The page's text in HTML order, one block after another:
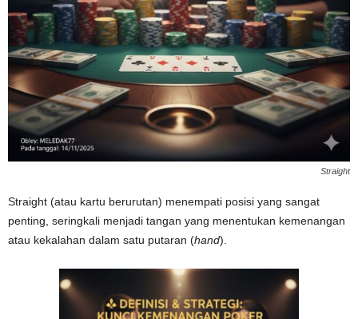
Straight
Straight (atau kartu berurutan) menempati posisi yang sangat
penting, seringkali menjadi tangan yang menentukan kemenangan
atau kekalahan dalam satu putaran (hand).